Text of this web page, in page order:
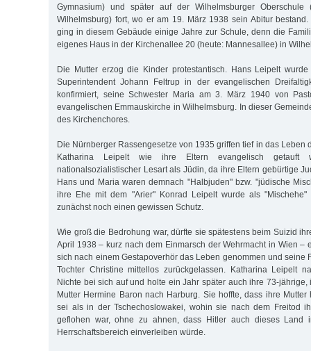
Gymnasium) und später auf der Wilhelmsburger Oberschule
Wilhelmsburg) fort, wo er am 19. März 1938 sein Abitur
ging in diesem Gebäude einige Jahre zur Schule, denn die
eigenes Haus in der Kirchenallee 20 (heute: Mannesallee) in
Die Mutter erzog die Kinder protestantisch. Hans Leipelt
Superintendent Johann Feltrup in der evangelischen
konfirmiert, seine Schwester Maria am 3. März 1940 von
evangelischen Emmauskirche in Wilhelmsburg. In dieser
des Kirchenchores.
Die Nürnberger Rassengesetze von 1935 griffen tief in das Leben
Katharina Leipelt wie ihre Eltern evangelisch
nationalsozialistischer Lesart als Jüdin, da ihre Eltern gebürtige
Hans und Maria waren demnach "Halbjuden" bzw. "jüdische
ihre Ehe mit dem "Arier" Konrad Leipelt wurde als
zunächst noch einen gewissen Schutz.
Wie groß die Bedrohung war, dürfte sie spätestens beim Suizid
April 1938 – kurz nach dem Einmarsch der Wehrmacht in Wien –
sich nach einem Gestapoverhör das Leben genommen und seine
Tochter Christine mittellos zurückgelassen. Katharina Leipelt
Nichte bei sich auf und holte ein Jahr später auch ihre 73-jährige,
Mutter Hermine Baron nach Harburg. Sie hoffte, dass ihre
sei als in der Tschechoslowakei, wohin sie nach dem Freitod
geflohen war, ohne zu ahnen, dass Hitler auch dieses Land
Herrschaftsbereich einverleiben würde.